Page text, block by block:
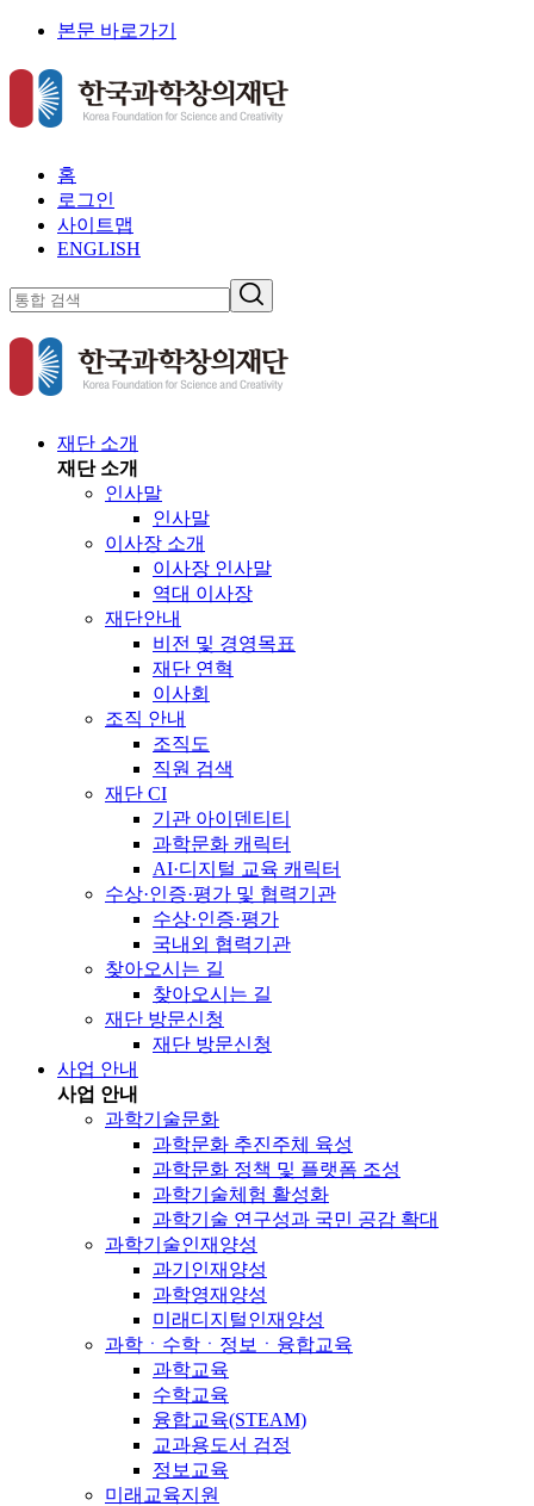
본문 바로가기
홈
로그인
사이트맵
ENGLISH
재단 소개
재단 소개
인사말
인사말
이사장 소개
이사장 인사말
역대 이사장
재단안내
비전 및 경영목표
재단 연혁
이사회
조직 안내
조직도
직원 검색
재단 CI
기관 아이덴티티
과학문화 캐릭터
AI·디지털 교육 캐릭터
수상·인증·평가 및 협력기관
수상·인증·평가
국내외 협력기관
찾아오시는 길
찾아오시는 길
재단 방문신청
재단 방문신청
사업 안내
사업 안내
과학기술문화
과학문화 추진주체 육성
과학문화 정책 및 플랫폼 조성
과학기술체험 활성화
과학기술 연구성과 국민 공감 확대
과학기술인재양성
과기인재양성
과학영재양성
미래디지털인재양성
과학ㆍ수학ㆍ정보ㆍ융합교육
과학교육
수학교육
융합교육(STEAM)
교과용도서 검정
정보교육
미래교육지원